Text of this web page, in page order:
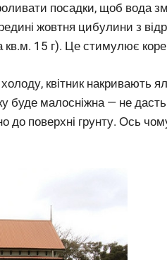
посадки, щоб вода
жовтня цибулини з
кв.м. 15 г). Це стимулює
холоду, квітник накривають
малосніжна — не дасть
до поверхні грунту. Ось